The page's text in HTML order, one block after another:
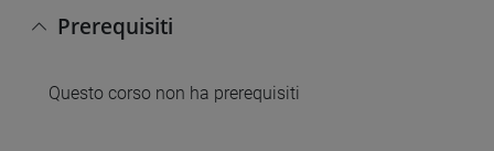
Prerequisiti
Questo corso non ha prerequisiti